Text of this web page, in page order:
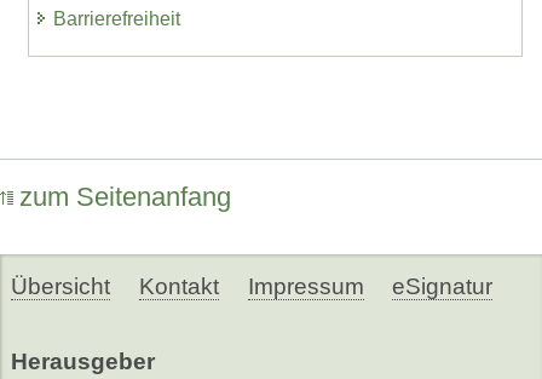
Barrierefreiheit
zum Seitenanfang
Übersicht Kontakt Impressum eSignatur
Herausgeber